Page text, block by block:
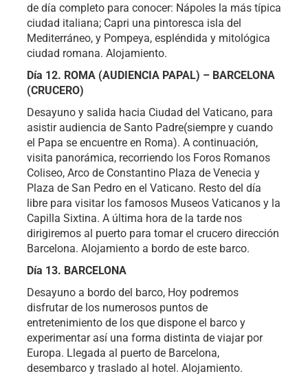
de día completo para conocer: Nápoles la más típica
ciudad italiana; Capri una pintoresca isla del
Mediterráneo, y Pompeya, espléndida y mitológica
ciudad romana. Alojamiento.
Día 12. ROMA (AUDIENCIA PAPAL) – BARCELONA
(CRUCERO)
Desayuno y salida hacia Ciudad del Vaticano, para
asistir audiencia de Santo Padre(siempre y cuando
el Papa se encuentre en Roma). A continuación,
visita panorámica, recorriendo los Foros Romanos
Coliseo, Arco de Constantino Plaza de Venecia y
Plaza de San Pedro en el Vaticano. Resto del día
libre para visitar los famosos Museos Vaticanos y la
Capilla Sixtina. A última hora de la tarde nos
dirigiremos al puerto para tomar el crucero dirección
Barcelona. Alojamiento a bordo de este barco.
Día 13. BARCELONA
Desayuno a bordo del barco, Hoy podremos
disfrutar de los numerosos puntos de
entretenimiento de los que dispone el barco y
experimentar así una forma distinta de viajar por
Europa. Llegada al puerto de Barcelona,
desembarco y traslado al hotel. Alojamiento.